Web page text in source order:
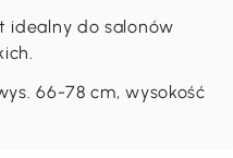
idealny do salonów
66-78 cm, wysokość